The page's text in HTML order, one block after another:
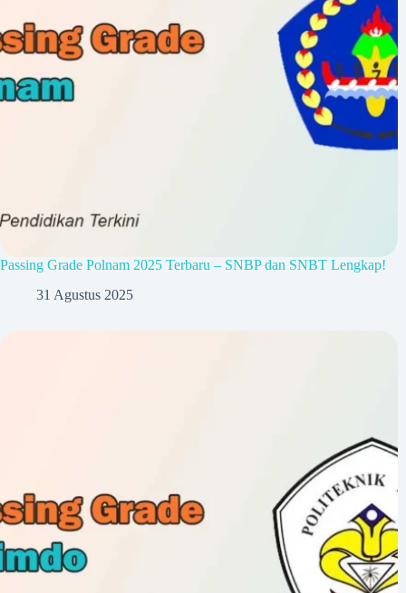
Passing Grade Polnam 2025 Terbaru – SNBP dan SNBT Lengkap!
31 Agustus 2025